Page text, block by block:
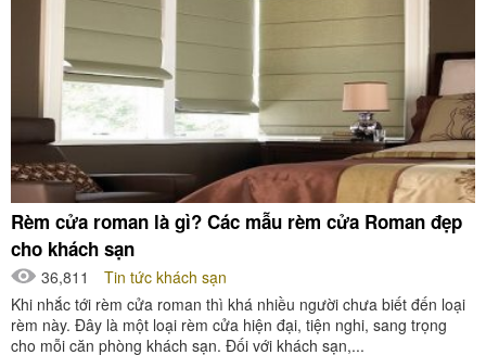
Rèm cửa roman là gì? Các mẫu rèm cửa Roman đẹp
cho khách sạn
36,811
Tin tức khách sạn
Khi nhắc tới rèm cửa roman thì khá nhiều người chưa biết đến loại
rèm này. Đây là một loại rèm cửa hiện đại, tiện nghi, sang trọng
cho mỗi căn phòng khách sạn. Đối với khách sạn,...